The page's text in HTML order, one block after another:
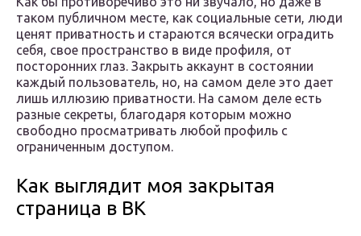
таком публичном месте, как социальные сети, люди
ценят приватность и стараются всячески оградить
себя, свое пространство в виде профиля, от
посторонних глаз. Закрыть аккаунт в состоянии
каждый пользователь, но, на самом деле это дает
лишь иллюзию приватности. На самом деле есть
разные секреты, благодаря которым можно
свободно просматривать любой профиль с
ограниченным доступом.
Как выглядит моя закрытая
страница в ВК